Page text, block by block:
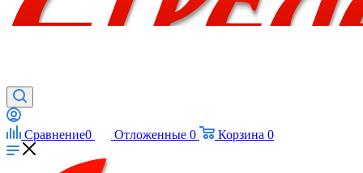
Сравнение0 Отложенные 0 Корзина 0